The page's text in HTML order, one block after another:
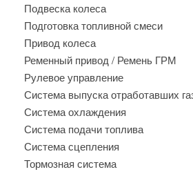
Подвеска колеса
Подготовка топливной смеси
Привод колеса
Ременный привод / Ремень ГРМ
Рулевое управление
Система выпуска отработавших
Система охлаждения
Система подачи топлива
Система сцепления
Тормозная система